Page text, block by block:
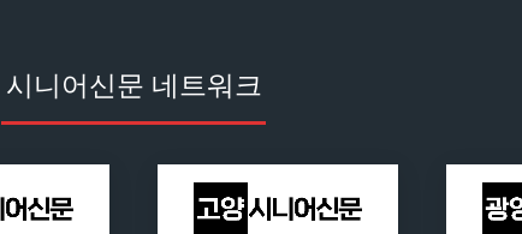
시니어신문 네트워크